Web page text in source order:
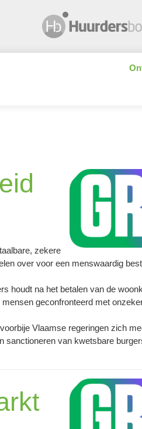
zekere
over voor een menswaardig
houdt na het betalen van de
geconfronteerd met
Vlaamse regeringen zich
van kwetsbare